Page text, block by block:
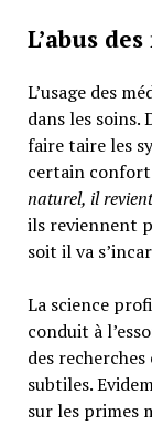
L’abus
L’usage des
dans les
faire taire les
certain
naturel, il
ils reviennent
soit il va
La science
conduit à
des
subtiles.
sur les primes